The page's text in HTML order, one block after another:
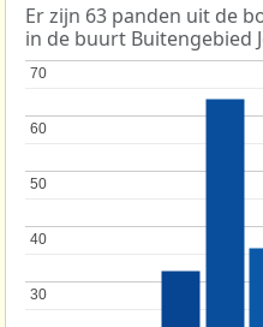
Er zijn 63 panden uit de
in de buurt Buitengebied
30
30
40
40
50
50
60
60
70
70